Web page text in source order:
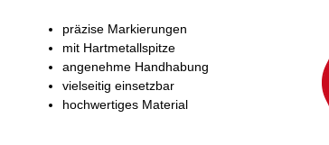
präzise Markierungen
mit Hartmetallspitze
angenehme Handhabung
vielseitig einsetzbar
hochwertiges Material